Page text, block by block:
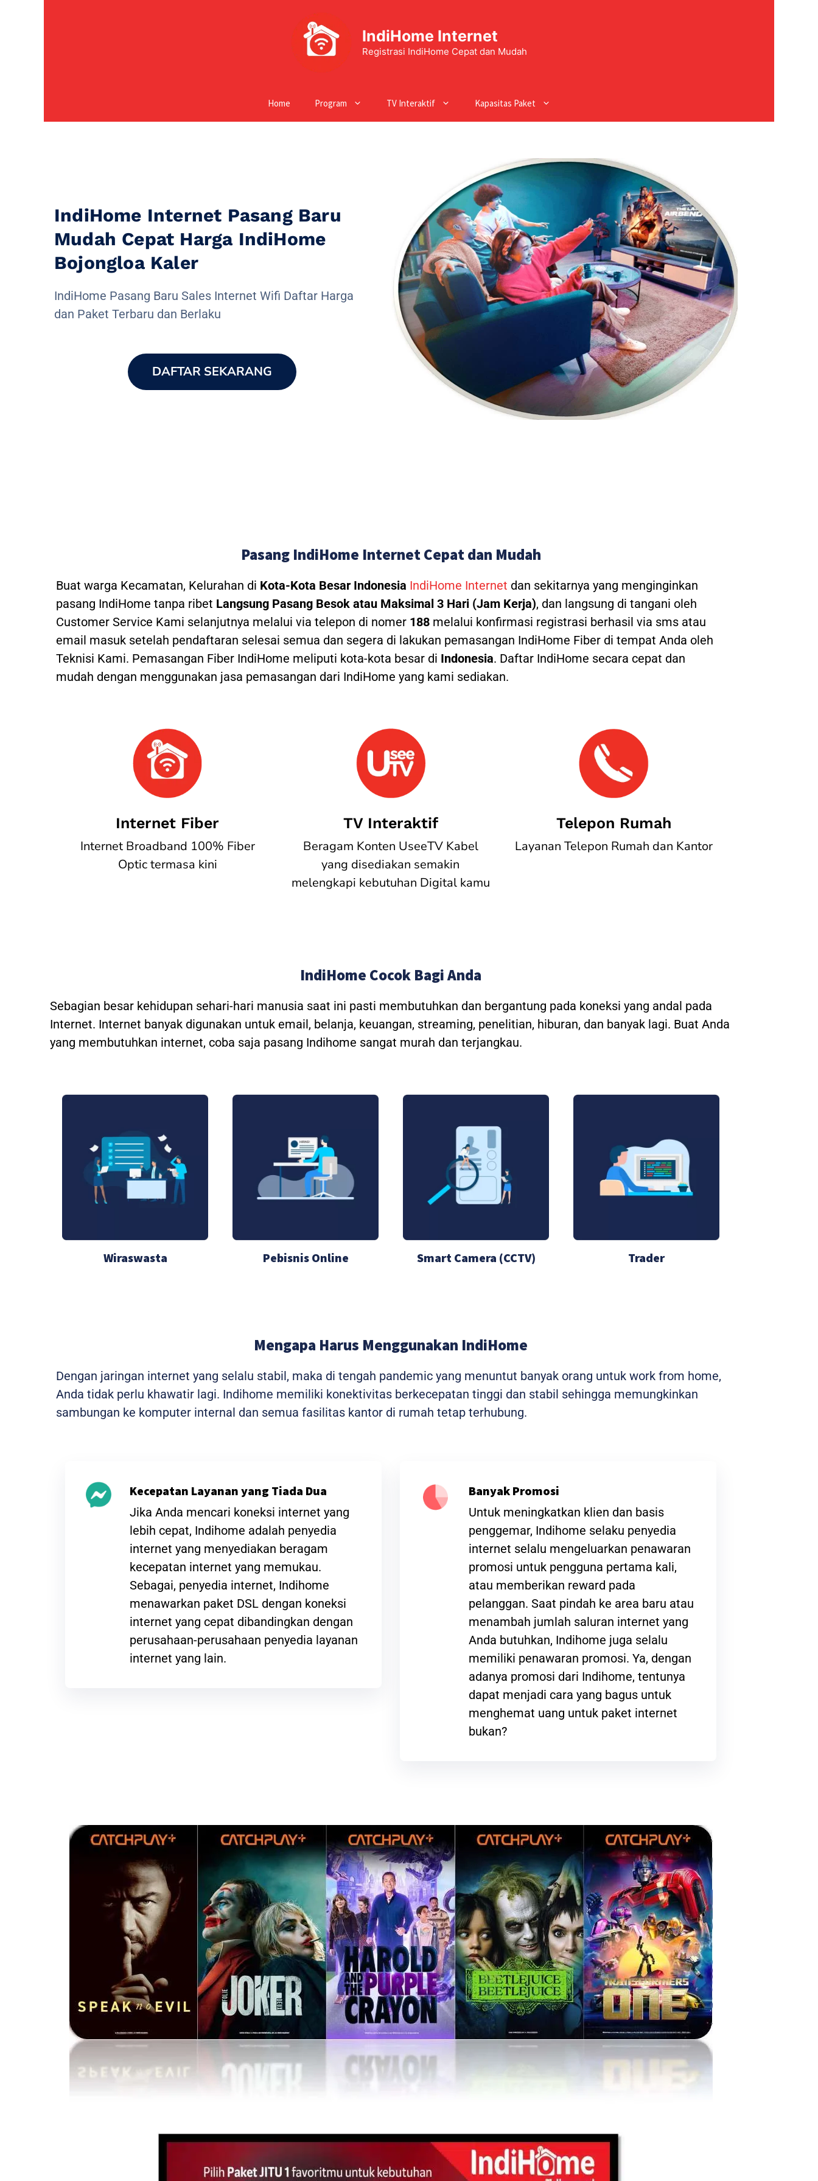
IndiHome Internet
Registrasi IndiHome Cepat dan Mudah
Home Program TV Interaktif Kapasitas Paket
IndiHome Internet Pasang Baru
Mudah Cepat Harga IndiHome
Bojongloa Kaler
IndiHome Pasang Baru Sales Internet Wifi Daftar Harga
dan Paket Terbaru dan Berlaku
DAFTAR SEKARANG
Pasang IndiHome Internet Cepat dan Mudah
Buat warga Kecamatan, Kelurahan di Kota-Kota Besar Indonesia IndiHome Internet dan sekitarnya yang menginginkan
pasang IndiHome tanpa ribet Langsung Pasang Besok atau Maksimal 3 Hari (Jam Kerja), dan langsung di tangani oleh
Customer Service Kami selanjutnya melalui via telepon di nomer 188 melalui konfirmasi registrasi berhasil via sms atau
email masuk setelah pendaftaran selesai semua dan segera di lakukan pemasangan IndiHome Fiber di tempat Anda oleh
Teknisi Kami. Pemasangan Fiber IndiHome meliputi kota-kota besar di Indonesia. Daftar IndiHome secara cepat dan
mudah dengan menggunakan jasa pemasangan dari IndiHome yang kami sediakan.
Internet Fiber
Internet Broadband 100% Fiber
Optic termasa kini
TV Interaktif
Beragam Konten UseeTV Kabel
yang disediakan semakin
melengkapi kebutuhan Digital kamu
Telepon Rumah
Layanan Telepon Rumah dan Kantor
IndiHome Cocok Bagi Anda
Sebagian besar kehidupan sehari-hari manusia saat ini pasti membutuhkan dan bergantung pada koneksi yang andal pada
Internet. Internet banyak digunakan untuk email, belanja, keuangan, streaming, penelitian, hiburan, dan banyak lagi. Buat Anda
yang membutuhkan internet, coba saja pasang Indihome sangat murah dan terjangkau.
Wiraswasta Pebisnis Online Smart Camera (CCTV) Trader
Mengapa Harus Menggunakan IndiHome
Dengan jaringan internet yang selalu stabil, maka di tengah pandemic yang menuntut banyak orang untuk work from home,
Anda tidak perlu khawatir lagi. Indihome memiliki konektivitas berkecepatan tinggi dan stabil sehingga memungkinkan
sambungan ke komputer internal dan semua fasilitas kantor di rumah tetap terhubung.
Kecepatan Layanan yang Tiada Dua
Jika Anda mencari koneksi internet yang
lebih cepat, Indihome adalah penyedia
internet yang menyediakan beragam
kecepatan internet yang memukau.
Sebagai, penyedia internet, Indihome
menawarkan paket DSL dengan koneksi
internet yang cepat dibandingkan dengan
perusahaan-perusahaan penyedia layanan
internet yang lain.
Banyak Promosi
Untuk meningkatkan klien dan basis
penggemar, Indihome selaku penyedia
internet selalu mengeluarkan penawaran
promosi untuk pengguna pertama kali,
atau memberikan reward pada
pelanggan. Saat pindah ke area baru atau
menambah jumlah saluran internet yang
Anda butuhkan, Indihome juga selalu
memiliki penawaran promosi. Ya, dengan
adanya promosi dari Indihome, tentunya
dapat menjadi cara yang bagus untuk
menghemat uang untuk paket internet
bukan?